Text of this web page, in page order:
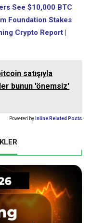
See $10,000 BTC
Foundation Stakes
Crypto Report |
satışıyla
bunun 'önemsiz'
Powered by Inline Related Posts